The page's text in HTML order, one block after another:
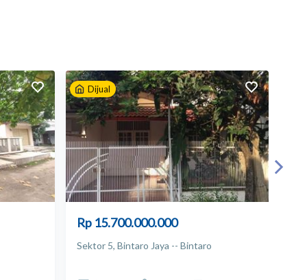
Dijual
Rp 15.700.000.000
Sektor 5, Bintaro Jaya -- Bintaro